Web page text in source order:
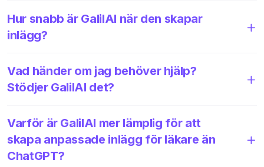
Hur snabb är GalilAI när den skapar
inlägg?
Vad händer om jag behöver hjälp?
Stödjer GalilAI det?
Varför är GalilAI mer lämplig för att
skapa anpassade inlägg för läkare än
ChatGPT?